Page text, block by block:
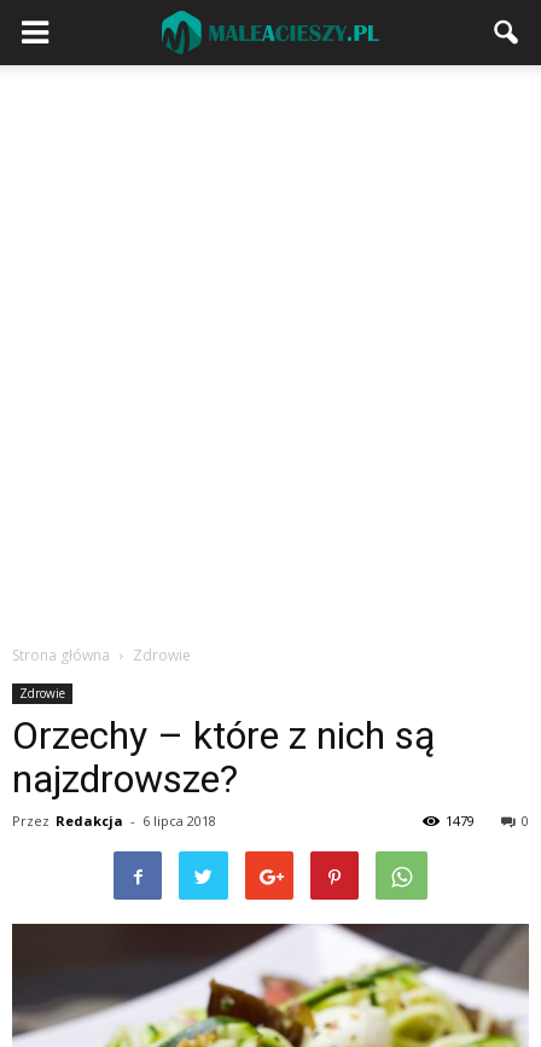
Strona główna Zdrowie
Zdrowie
Orzechy – które z nich są
najzdrowsze?
Przez Redakcja - 6 lipca 2018 0
1479